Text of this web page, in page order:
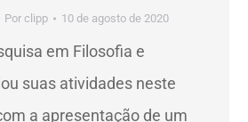
Por clipp 10 de agosto de 2020
em Filosofia e
suas atividades neste
a apresentação de um